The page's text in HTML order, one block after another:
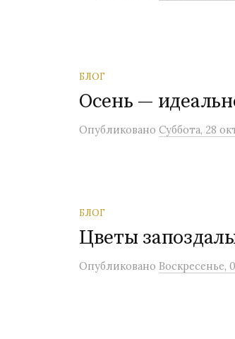
БЛОГ
Осень —
Опубликовано Суббота, 28
БЛОГ
Цветы
Опубликовано Воскресенье,